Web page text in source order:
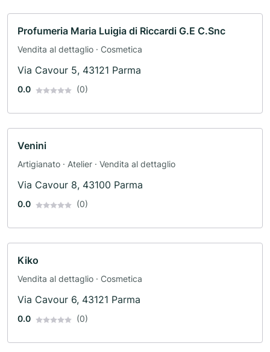
Profumeria Maria Luigia di Riccardi G.E C.Snc
Vendita al dettaglio · Cosmetica
Via Cavour 5, 43121 Parma
0.0 (0)
Venini
Artigianato · Atelier · Vendita al dettaglio
Via Cavour 8, 43100 Parma
0.0 (0)
Kiko
Vendita al dettaglio · Cosmetica
Via Cavour 6, 43121 Parma
0.0 (0)